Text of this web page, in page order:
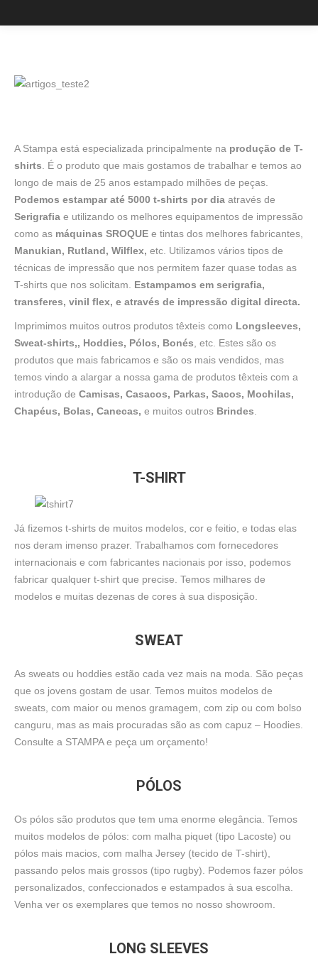
A Stampa está especializada principalmente na produção de T-
shirts . É o produto que mais gostamos de trabalhar e temos ao
longo de mais de 25 anos estampado milhões de peças.
Podemos estampar até 5000 t-shirts por dia através de
Serigrafia e utilizando os melhores equipamentos de impressão
como as máquinas SROQUE e tintas dos melhores fabricantes,
Manukian, Rutland, Wilflex, etc. Utilizamos vários tipos de
técnicas de impressão que nos permitem fazer quase todas as
T-shirts que nos solicitam. Estampamos em serigrafia,
transferes, vinil flex, e através de impressão digital directa.
Imprimimos muitos outros produtos têxteis como Longsleeves,
Sweat-shirts,, Hoddies, Pólos, Bonés , etc. Estes são os
produtos que mais fabricamos e são os mais vendidos, mas
temos vindo a alargar a nossa gama de produtos têxteis com a
introdução de Camisas, Casacos, Parkas, Sacos, Mochilas,
Chapéus, Bolas, Canecas, e muitos outros Brindes
T-SHIRT
Já fizemos t-shirts de muitos modelos, cor e feitio, e todas elas
nos deram imenso prazer. Trabalhamos com fornecedores
internacionais e com fabricantes nacionais por isso, podemos
fabricar qualquer t-shirt que precise. Temos milhares de
modelos e muitas dezenas de cores à sua disposição.
SWEAT
As sweats ou hoddies estão cada vez mais na moda. São peças
que os jovens gostam de usar. Temos muitos modelos de
sweats, com maior ou menos gramagem, com zip ou com bolso
canguru, mas as mais procuradas são as com capuz – Hoodies.
Consulte a STAMPA e peça um orçamento!
PÓLOS
Os pólos são produtos que tem uma enorme elegância. Temos
muitos modelos de pólos: com malha piquet (tipo Lacoste) ou
pólos mais macios, com malha Jersey (tecido de T-shirt),
passando pelos mais grossos (tipo rugby). Podemos fazer pólos
personalizados, confeccionados e estampados à sua escolha.
Venha ver os exemplares que temos no nosso showroom.
LONG SLEEVES